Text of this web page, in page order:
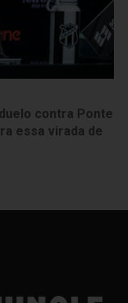
contra Ponte
essa virada de